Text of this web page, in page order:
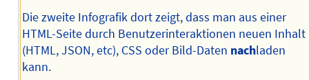
Die zweite Infografik dort zeigt, dass man aus einer
HTML-Seite durch Benutzerinteraktionen neuen Inhalt
(HTML, JSON, etc), CSS oder Bild-Daten nachladen
kann.